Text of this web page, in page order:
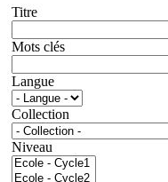
Titre
Mots clés
Langue
Collection
Niveau